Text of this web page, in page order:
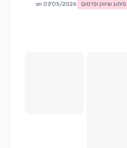
מיתוג שיווק ופרסום
on 07/05/2026